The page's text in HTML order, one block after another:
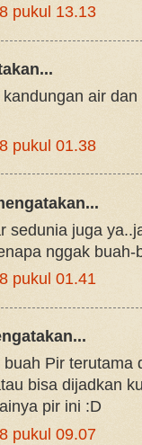
pukul 13.13
air
pukul 01.38
sedunia juga
nggak buah-
pukul 01.41
Pir terutama
bisa dijadkan
pir ini :D
pukul 09.07